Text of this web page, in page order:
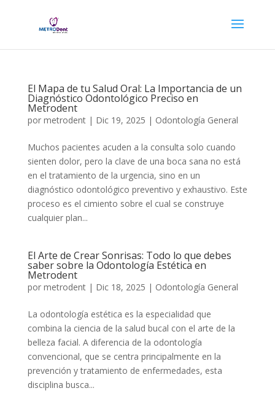
El Mapa de tu Salud Oral: La Importancia de un
Diagnóstico Odontológico Preciso en
Metrodent
por metrodent| Dic 19, 2025 | Odontología General
Muchos pacientes acuden a la consulta solo cuando
sienten dolor, pero la clave de una boca sana no está
en el tratamiento de la urgencia, sino en un
diagnóstico odontológico preventivo y exhaustivo. Este
proceso es el cimiento sobre el cual se construye
cualquier plan...
El Arte de Crear Sonrisas: Todo lo que debes
saber sobre la Odontología Estética en
Metrodent
por metrodent| Dic 18, 2025 | Odontología General
La odontología estética es la especialidad que
combina la ciencia de la salud bucal con el arte de la
belleza facial. A diferencia de la odontología
convencional, que se centra principalmente en la
prevención y tratamiento de enfermedades, esta
disciplina busca...